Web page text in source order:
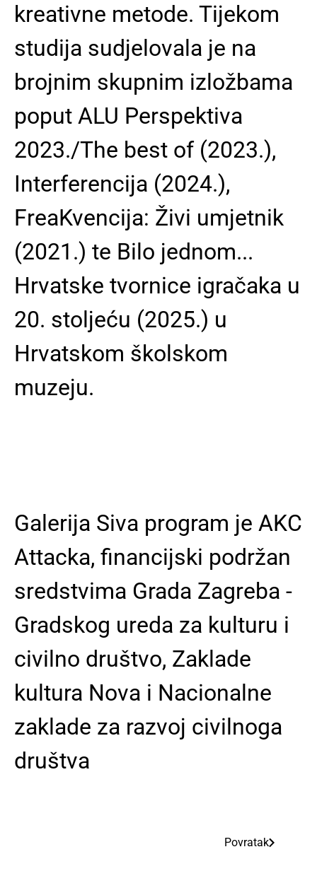
kreativne metode. Tijekom
studija sudjelovala je na
brojnim skupnim izložbama
poput ALU Perspektiva
2023./The best of (2023.),
Interferencija (2024.),
FreaKvencija: Živi umjetnik
(2021.) te Bilo jednom...
Hrvatske tvornice igračaka u
20. stoljeću (2025.) u
Hrvatskom školskom
muzeju.
Galerija Siva program je AKC
Attacka, financijski podržan
sredstvima Grada Zagreba -
Gradskog ureda za kulturu i
civilno društvo, Zaklade
kultura Nova i Nacionalne
zaklade za razvoj civilnoga
društva
Povratak